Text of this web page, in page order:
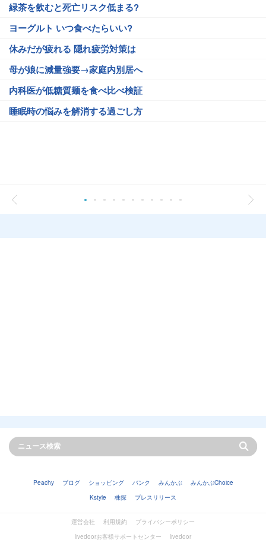
緑茶を飲むと死亡リスク低まる?
ヨーグルト いつ食べたらいい?
休みだが疲れる 隠れ疲労対策は
母が娘に減量強要→家庭内別居へ
内科医が低糖質麺を食べ比べ検証
睡眠時の悩みを解消する過ごし方
Peachy ブログ ショッピング バンク みんかぶ
みんかぶChoice
Kstyle
株探 プレスリリース
運営会社 利用規約
プライバシーポリシー
livedoorお客様サポートセンター
livedoor